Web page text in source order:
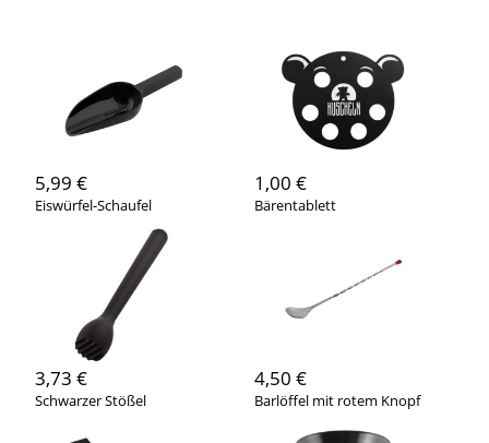
5,99 €
Eiswürfel-Schaufel
1,00 €
Bärentablett
3,73 €
Schwarzer Stößel
4,50 €
Barlöffel mit rotem Knopf